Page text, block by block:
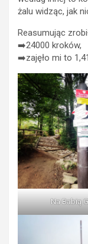
żalu widząc, jak
Reasumując
➡️24000 kroków,
➡️zajęło mi to
Na Babią